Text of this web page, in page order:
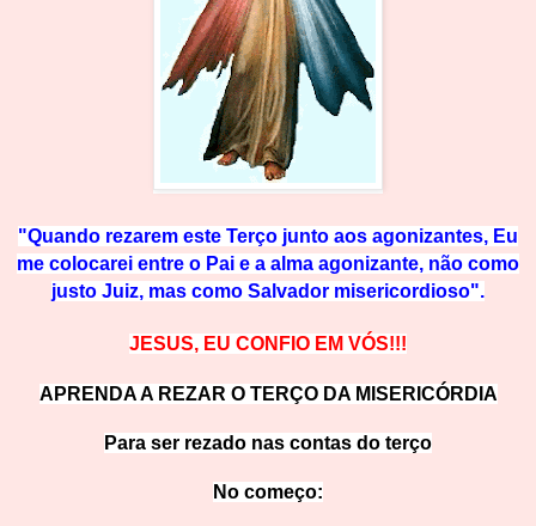
"Quando rezarem este Terço junto aos agonizantes, Eu
me colocarei entre o Pai e a alma agonizante, não como
justo Juiz, mas como Salvador misericordioso".
JESUS, EU CONFIO EM VÓS!!!
APRENDA A REZAR O TERÇO DA MISERICÓRDIA
Para ser rezado nas contas do terço
No começo: